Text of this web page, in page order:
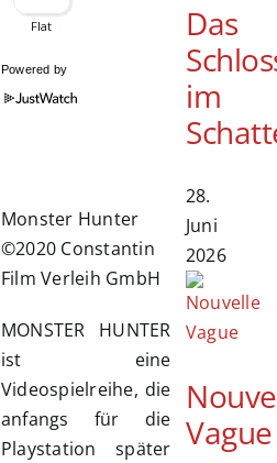
Powered by
Monster Hunter
©2020 Constantin
Film Verleih GmbH
MONSTER HUNTER
ist eine
Videospielreihe, die
anfangs für die
Playstation später
Das
im
28.
Juni
2026
Vague